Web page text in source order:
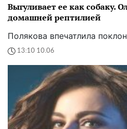
Выгуливает ее как собаку.
домашней рептилией
Полякова впечатлила
13:10 10.06